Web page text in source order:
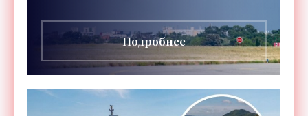
длительностью до 24
Подробнее